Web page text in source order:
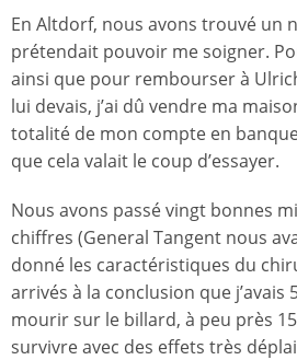
En Altdorf, nous avons trouvé un
prétendait pouvoir me soigner.
ainsi que pour rembourser à
lui devais, j’ai dû vendre ma
totalité de mon compte en
que cela valait le coup d’essayer.
Nous avons passé vingt bonnes
chiffres (General Tangent nous
donné les caractéristiques du
arrivés à la conclusion que j’avais
mourir sur le billard, à peu près
survivre avec des effets très